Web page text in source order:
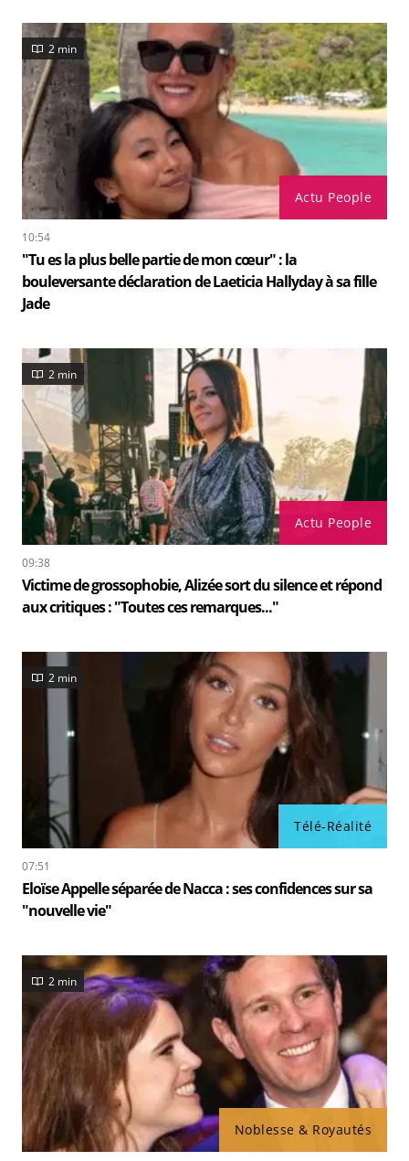
Actu People
2 min
10:54
"Tu es la plus belle partie de mon cœur" : la
bouleversante déclaration de Laeticia Hallyday à sa fille
Jade
Actu People
2 min
09:38
Victime de grossophobie, Alizée sort du silence et répond
aux critiques : "Toutes ces remarques..."
Télé-Réalité
2 min
07:51
Eloïse Appelle séparée de Nacca : ses confidences sur sa
"nouvelle vie"
Noblesse & Royautés
2 min